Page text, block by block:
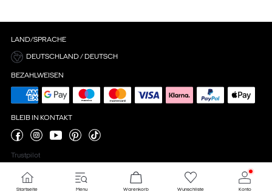
LAND/SPRACHE
DEUTSCHLAND / DEUTSCH
BEZAHLWEISEN
BLEIB IN KONTAKT
Trustpilot
Startseite Menu Warenkorb Wunschliste Konto